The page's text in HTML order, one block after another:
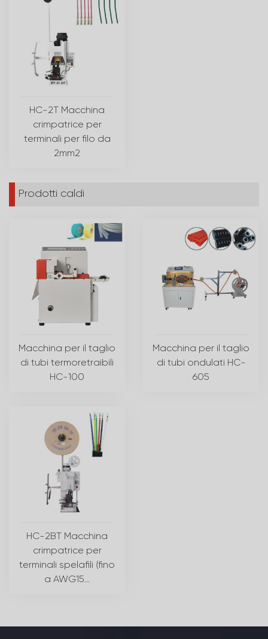
HC-2T Macchina
crimpatrice per
terminali per filo da
2mm2
Prodotti caldi
Macchina per il taglio
di tubi termoretraibili
HC-100
Macchina per il taglio
di tubi ondulati HC-
605
HC-2BT Macchina
crimpatrice per
terminali spelafili (fino
a AWG15...